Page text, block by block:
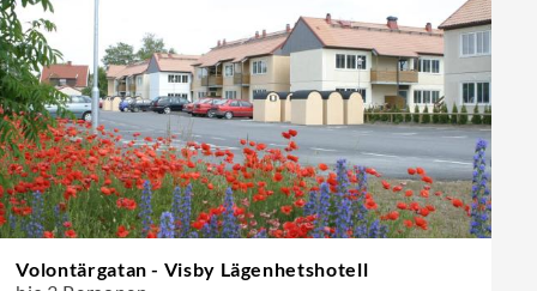
Volontärgatan - Visby Lägenhetshotell